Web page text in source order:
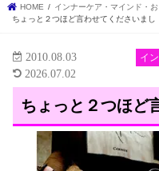
HOME
インナーケア・マインド・
ちょっと２つほど言わせてくださいまし
イ
2010.08.03
2026.07.02
ちょっと２つほど